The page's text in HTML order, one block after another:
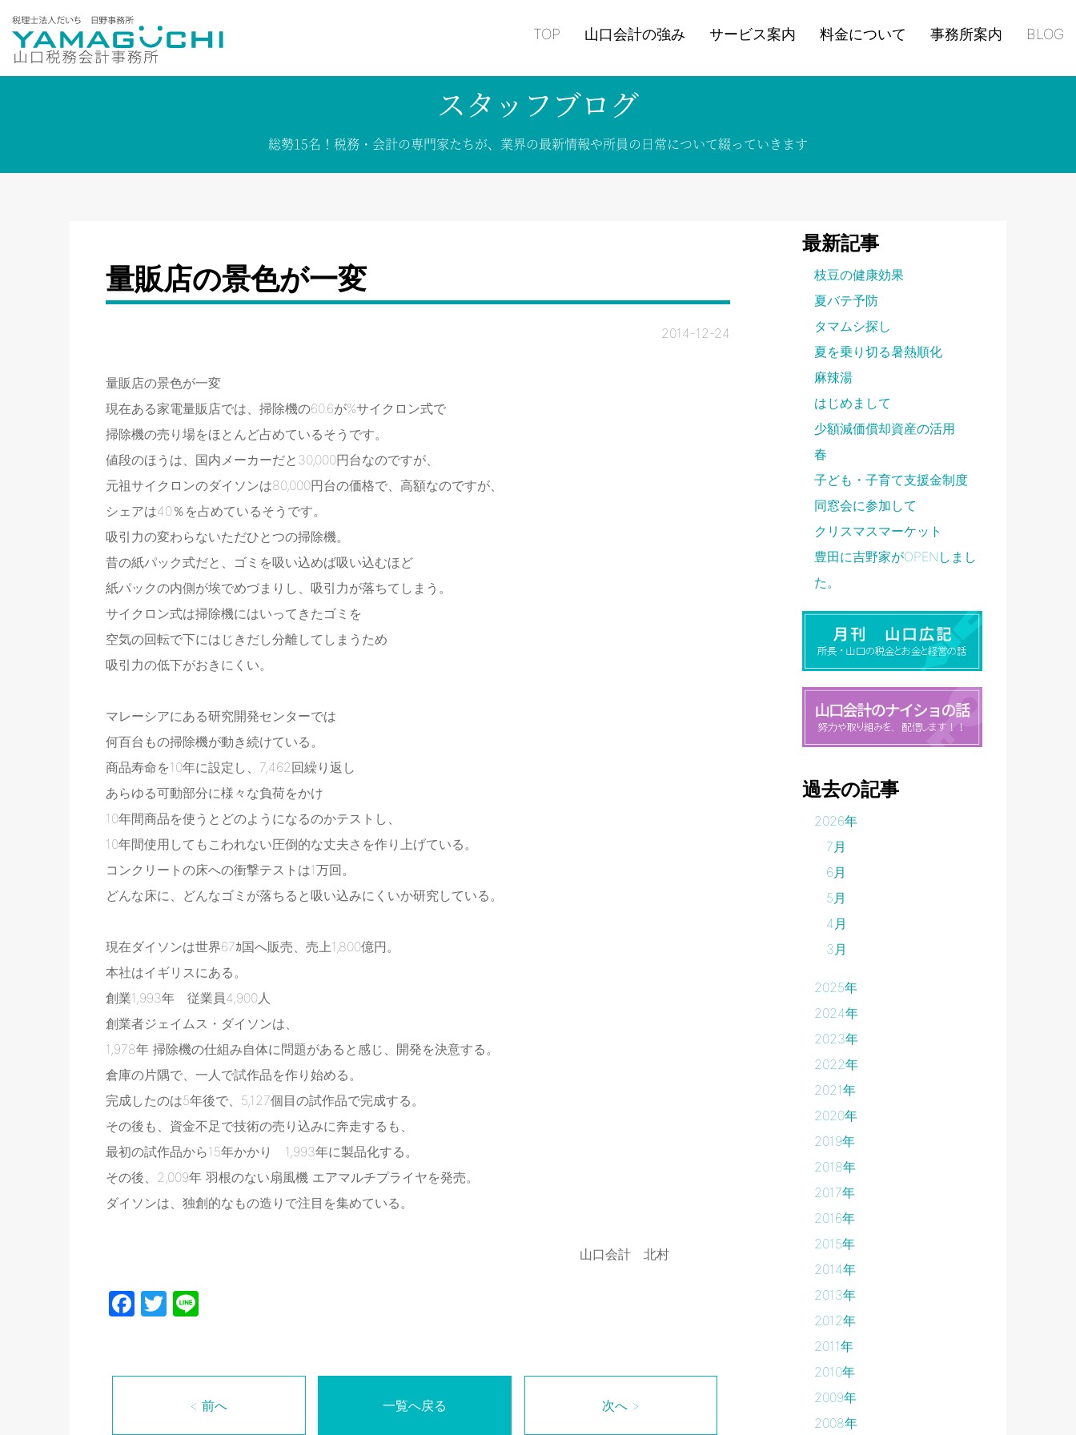
TOP 山口会計の強み サービス案内 料金について 事務所案内 BLOG
スタッフブログ
総勢15名！ 税務・会計の専門家たちが、 業界の最新情報や所員の日常について綴っていきます
量販店の景色が一変
2014-12-24
量販店の景色が一変
現在ある家電量販店では、掃除機の60.6が%サイクロン式で
掃除機の売り場をほとんど占めているそうです。
値段のほうは、国内メーカーだと30,000円台なのですが、
元祖サイクロンのダイソンは80,000円台の価格で、高額なのですが、
シェアは40％を占めているそうです。
吸引力の変わらないただひとつの掃除機。
昔の紙パック式だと、ゴミを吸い込めば吸い込むほど
紙パックの内側が埃でめづまりし、吸引力が落ちてしまう。
サイクロン式は掃除機にはいってきたゴミを
空気の回転で下にはじきだし分離してしまうため
吸引力の低下がおきにくい。
マレーシアにある研究開発センターでは
何百台もの掃除機が動き続けている。
商品寿命を10年に設定し、7,462回繰り返し
あらゆる可動部分に様々な負荷をかけ
10年間商品を使うとどのようになるのかテストし、
10年間使用してもこわれない圧倒的な丈夫さを作り上げている。
コンクリートの床への衝撃テストは1万回。
どんな床に、どんなゴミが落ちると吸い込みにくいか研究している。
現在ダイソンは世界67ｶ国へ販売、売上1,800億円。
本社はイギリスにある。
創業1,993年 従業員4,900人
創業者ジェイムス・ダイソンは、
1,978年 掃除機の仕組み自体に問題があると感じ、開発を決意する。
倉庫の片隅で、一人で試作品を作り始める。
完成したのは5年後で、5,127個目の試作品で完成する。
その後も、資金不足で技術の売り込みに奔走するも、
最初の試作品から15年かかり 1,993年に製品化する。
その後、2,009年 羽根のない扇風機 エアマルチプライヤを発売。
ダイソンは、独創的なもの造りで注目を集めている。
山口会計 北村
Facebook
Twitter
< 前へ 一覧へ戻る 次へ >
最新記事
枝豆の健康効果
夏バテ予防
タマムシ探し
夏を乗り切る暑熱順化
麻辣湯
はじめまして
少額減価償却資産の活用
春
子ども・子育て支援金制度
同窓会に参加して
クリスマスマーケット
豊田に吉野家がOPENしまし
た。
過去の記事
2026年
7月
6月
5月
4月
3月
2025年
2024年
2023年
2022年
2021年
2020年
2019年
2018年
2017年
2016年
2015年
2014年
2013年
2012年
2011年
2010年
2009年
2008年